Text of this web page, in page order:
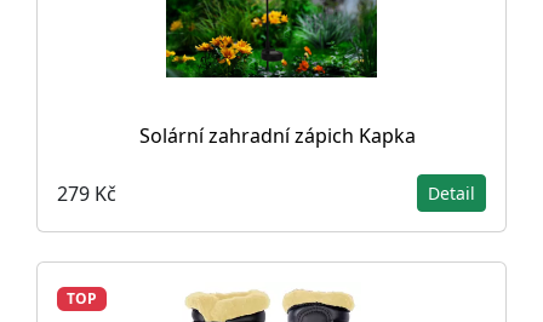
Solární zahradní zápich Kapka
279 Kč Detail
TOP